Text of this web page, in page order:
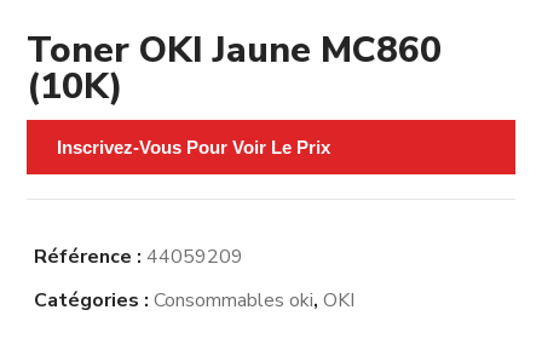
Toner OKI Jaune MC860
(10K)
Inscrivez-Vous Pour Voir Le Prix
Référence :44059209
Catégories :Consommables oki,OKI